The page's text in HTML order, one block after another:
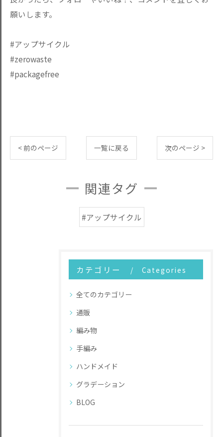
願いします。
#アップサイクル
#zerowaste
#packagefree
< 前のページ 一覧に戻る 次のページ >
関連タグ
#アップサイクル
カテゴリー Categories
全てのカテゴリー
通販
編み物
手編み
ハンドメイド
グラデーション
BLOG